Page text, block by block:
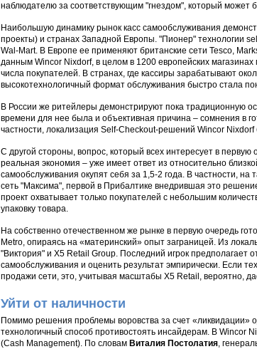
наблюдателю за соответствующим "гнездом", который может
Наибольшую динамику рынок касс самообслуживания
проекты) и странах Западной Европы. "Пионер" технологии
Wal-Mart. В Европе ее применяют британские сети Tesco,
данным Wincor Nixdorf, в целом в 1200 европейских
числа покупателей. В странах, где кассиры зарабатывают
высокотехнологичный формат обслуживания быстро стала
В России же ритейлеры демонстрируют пока традиционную
времени для нее была и объективная причина – сомнения в
частности, локализация Self-Checkout-решений Wincor
С другой стороны, вопрос, который всех интересует в
реальная экономия – уже имеет ответ из относительно
самообслуживания окупят себя за 1,5-2 года. В частности, на
сеть "Максима", первой в Прибалтике внедрившая это
проект охватывает только покупателей с небольшим
упаковку товара.
На собственно отечественном же рынке в первую очередь
Metro, опираясь на «материнский» опыт заграницей. Из
"Виктория" и Х5 Retail Group. Последний игрок предполагает
самообслуживания и оценить результат эмпирически. Если
продажи сети, это, учитывая масштабы Х5 Retail, вероятно,
Уйти от наличности
Помимо решения проблемы воровства за счет «ликвидации»
технологичный способ противостоять инсайдерам. В Wincor
(Cash Management). По словам Виталия Постолатия,